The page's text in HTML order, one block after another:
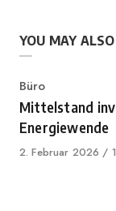
YOU MAY
Category
Büro
Mittelstand
Energiewende
Published
2. Februar 2026